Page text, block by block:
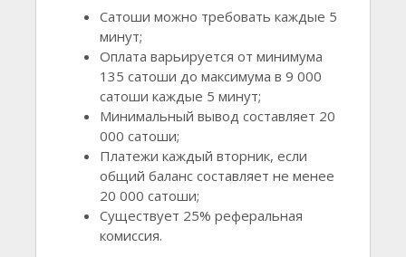
Сатоши можно требовать каждые 5
минут;
Оплата варьируется от минимума
135 сатоши до максимума в 9 000
сатоши каждые 5 минут;
Минимальный вывод составляет 20
000 сатоши;
Платежи каждый вторник, если
общий баланс составляет не менее
20 000 сатоши;
Существует 25% реферальная
комиссия.